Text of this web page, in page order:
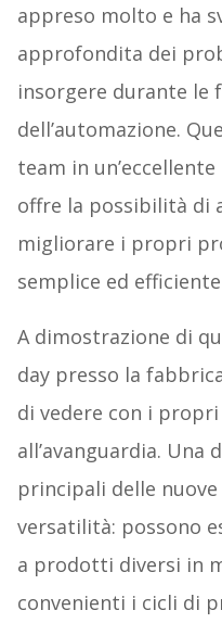
appreso molto e ha
approfondita dei
insorgere durante le
dell’automazione.
team in
offre la possibilità di
migliorare i propri
semplice ed
A dimostrazione di
day presso la
di vedere con i
all’avanguardia.
principali delle
versatilità: possono
a prodotti diversi in
convenienti i cicli di